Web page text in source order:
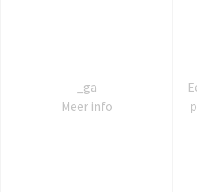
_ga
Meer info